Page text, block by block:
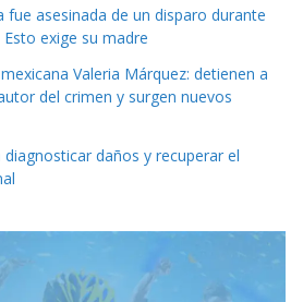
fue asesinada de un disparo durante
exige su madre
Valeria Márquez: detienen a
del crimen y surgen nuevos
daños y recuperar el